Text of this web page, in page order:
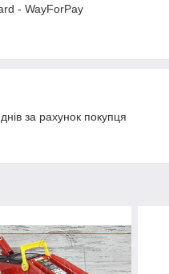
- WayForPay
за рахунок покупця